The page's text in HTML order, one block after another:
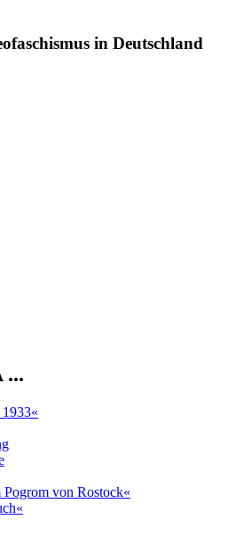
in Deutschland
...
Pogrom von Rostock«